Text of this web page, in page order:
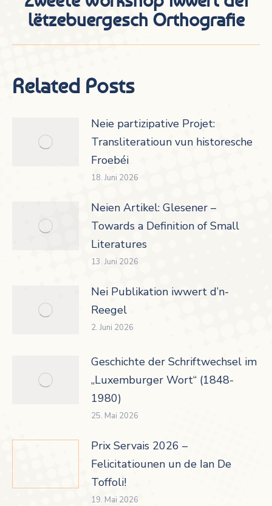
Beitrag:
lëtzebuergesch Orthografie
Related Posts
Neie partizipative Projet:
Transliteratioun vun historesche
Froebéi
18. Juni 2026
Neien Artikel: Glesener –
Towards a Definition of Small
Literatures
13. Juni 2026
Nei Publikation iwwert d’n-
Reegel
2. Juni 2026
Geschichte der Schriftwechsel im
„Luxemburger Wort“ (1848-
1980)
25. Mai 2026
Prix Servais 2026 –
Felicitatiounen un de Ian De
Toffoli!
19. Mai 2026